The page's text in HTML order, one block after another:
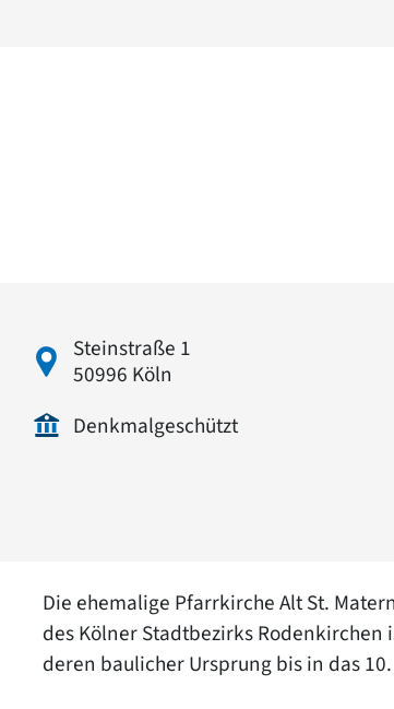
Steinstraße 1
50996 Köln
Denkmalgeschützt
Die ehemalige Pfarrkirche Alt St.
des Kölner Stadtbezirks
deren baulicher Ursprung bis in das